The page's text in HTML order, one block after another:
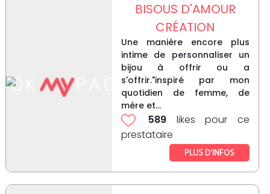
BISOUS D'AMOUR
CRÉATION
Une manière encore plus
intime de personnaliser un
bijou à offrir ou a
s'offrir."inspiré par mon
quotidien de femme, de
mère et...
589 likes pour ce
prestataire
PLUS D’INFOS